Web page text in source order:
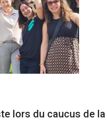
lors du caucus de la